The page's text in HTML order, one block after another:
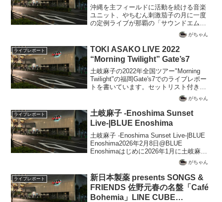
沖縄を主フィールドに活動を続ける音楽
ユニット、やちむん刺激茄子の月に一度
の定例ライブが那覇の「サウンドエム
ズ」で2022年11月18日に開催されまし
た。そのアーカイヴ配信をYouTubeで見
ることができましたので、ライブレポー
トとして書き綴っています。
がちゃん
ライブレポート
TOKI ASAKO LIVE 2022
“Morning Twilight” Gate’s7
土岐麻子の2022年全国ツアー"Morning
Twilight"の福岡Gate's7でのライブレポー
トを書いています。セットリスト付きで
がちゃん
ライブレポート
土岐麻子 -Enoshima Sunset
Live-|BLUE Enoshima
土岐麻子 -Enoshima Sunset Live-|BLUE
Enoshima2026年2月8日@BLUE
Enoshimaはじめに2026年1月に土岐麻子
の「Billboard Live Tour 2026」をビルボー
がちゃん
ライブレポート
新日本製薬 presents SONGS &
FRIENDS 佐野元春の名盤「Café
Bohemia」LINE CUBE